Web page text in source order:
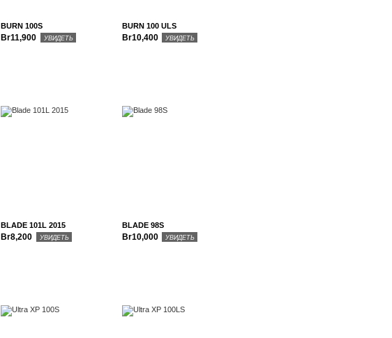
BURN 100S
Br11,900 УВИДЕТЬ
BURN 100 ULS
Br10,400 УВИДЕТЬ
BLADE 101L 2015
Br8,200 УВИДЕТЬ
BLADE 98S
Br10,000 УВИДЕТЬ